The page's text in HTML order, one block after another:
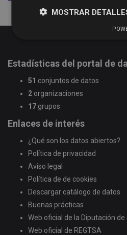
Estadísticas del portal de
51 conjuntos de datos
2 organizaciones
17 grupos
Enlaces de interés
¿Qué son los datos abiertos?
Política de privacidad
Aviso legal
Política de de cookies
Descargar catálogo de datos
Buenas prácticas
Web oficial de la Diputación
Web oficial de REGTSA
MOSTRAR